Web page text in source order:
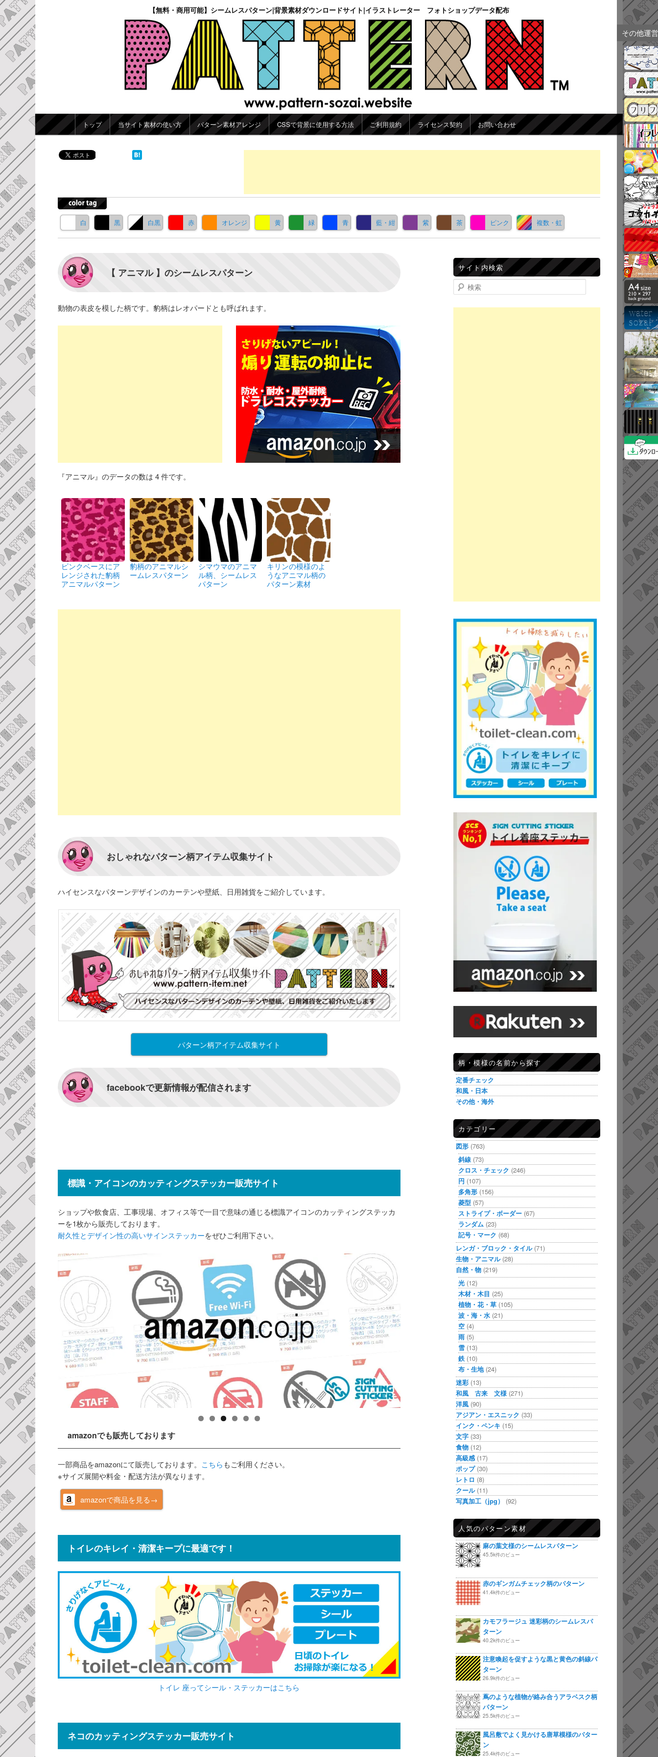
【無料・商用可能】シームレスパターン|背景素材ダウンロードサイト|イラストレーター フォトショップデータ配布
メインメニュー
メインコンテンツへ移動
サブコンテンツへ移動
トップ 当サイト素材の使い方 パターン素材アレンジ CSSで背景に使用する方法 ご利用規約 ライセンス契約 お問い合わせ
白 黒 白黒 赤 オレンジ 黄 緑 青 藍・紺 紫 茶 ピンク 複数・虹
【 アニマル 】のシームレスパターン
動物の表皮を模した柄です。豹柄はレオパードとも呼ばれます。
『アニマル』のデータの数は 4 件です。
ピンクベースにア
レンジされた豹柄
アニマルパターン
豹柄のアニマルシ
ームレスパターン
シマウマのアニマ
ル柄、シームレス
パターン
キリンの模様のよ
うなアニマル柄の
パターン素材
おしゃれなパターン柄アイテム収集サイト
ハイセンスなパターンデザインのカーテンや壁紙、日用雑貨をご紹介しています。
パターン柄アイテム収集サイト
facebookで更新情報が配信されます
標識・アイコンのカッティングステッカー販売サイト
ショップや飲食店、工事現場、オフィス等で一目で意味の通じる標識アイコンのカッティングステッカ
ーを1枚から販売しております。
耐久性とデザイン性の高いサインステッカーをぜひご利用下さい。
amazonでも販売しております
一部商品をamazonにて販売しております。 こちら もご利用ください。
※サイズ展開や料金・配送方法が異なります。
amazonで商品を見る→
トイレのキレイ・清潔キープに最適です！
トイレ 座ってシール・ステッカーはこちら
ネコのカッティングステッカー販売サイト
サイト内検索
検索
柄・模様の名前から探す
定番チェック
和風・日本
その他・海外
カテゴリー
図形 (763)
斜線 (73)
クロス・チェック (246)
円 (107)
多角形 (156)
菱型 (57)
ストライプ・ボーダー (67)
ランダム (23)
記号・マーク (68)
レンガ・ブロック・タイル(71)
生物・アニマル(28)
自然・物 (219)
光 (12)
木材・木目 (25)
植物・花・草 (105)
波・海・水 (21)
空 (4)
雨 (5)
雪 (13)
鉄 (10)
布・生地(24)
迷彩 (13)
和風 古来 文様 (271)
洋風 (90)
アジアン・エスニック (33)
インク・ペンキ (15)
文字 (33)
食物 (12)
高級感 (17)
ポップ(30)
レトロ (8)
クール(11)
写真加工（jpg）
(92)
人気のパターン素材
麻の葉文様のシームレスパターン
45.5k件のビュー
赤のギンガムチェック柄のパターン
41.4k件のビュー
カモフラージュ 迷彩柄のシームレスパ
ターン
40.2k件のビュー
注意喚起を促すような黒と黄色の斜線パ
ターン
26.9k件のビュー
蔦のような植物が絡み合うアラベスク柄
パターン
25.5k件のビュー
風呂敷でよく見かける唐草模様のパター
ン
25.4k件のビュー
その他運